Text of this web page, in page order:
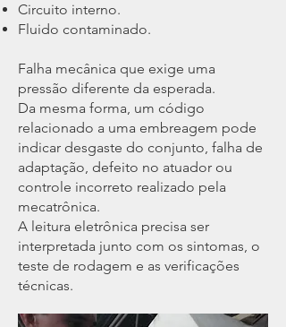
Circuito interno.
Fluido contaminado.
Falha mecânica que exige uma
pressão diferente da esperada.
Da mesma forma, um código
relacionado a uma embreagem pode
indicar desgaste do conjunto, falha de
adaptação, defeito no atuador ou
controle incorreto realizado pela
mecatrônica.
A leitura eletrônica precisa ser
interpretada junto com os sintomas, o
teste de rodagem e as verificações
técnicas.